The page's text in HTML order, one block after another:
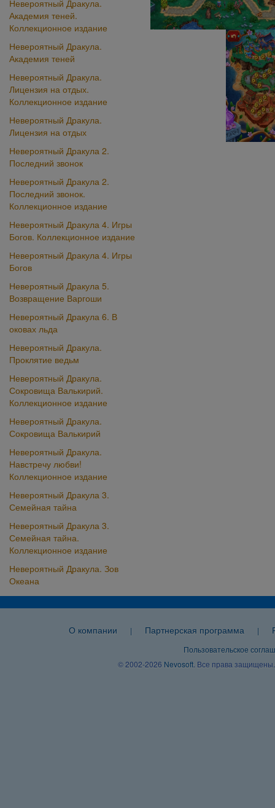
Невероятный Дракула.
Академия теней.
Коллекционное издание
Невероятный Дракула.
Академия теней
Невероятный Дракула.
Лицензия на отдых.
Коллекционное издание
Невероятный Дракула.
Лицензия на отдых
Невероятный Дракула 2.
Последний звонок
Невероятный Дракула 2.
Последний звонок.
Коллекционное издание
Невероятный Дракула 4. Игры
Богов. Коллекционное издание
Невероятный Дракула 4. Игры
Богов
Невероятный Дракула 5.
Возвращение Варгоши
Невероятный Дракула 6. В
оковах льда
Невероятный Дракула.
Проклятие ведьм
Невероятный Дракула.
Сокровища Валькирий.
Коллекционное издание
Невероятный Дракула.
Сокровища Валькирий
Невероятный Дракула.
Навстречу любви!
Коллекционное издание
Невероятный Дракула 3.
Семейная тайна
Невероятный Дракула 3.
Семейная тайна.
Коллекционное издание
Невероятный Дракула. Зов
Океана
О компании | Партнерская программа |
Пользовательское
© 2002-2026 Nevosoft . Все права защищены